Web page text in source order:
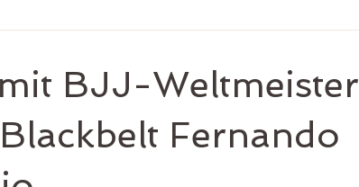
BJJ-Weltmeister
Fernando